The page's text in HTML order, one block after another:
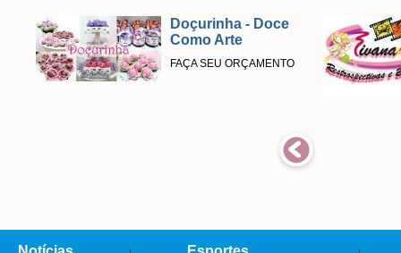
Doçurinha - Doce
Como Arte
FAÇA SEU ORÇAMENTO